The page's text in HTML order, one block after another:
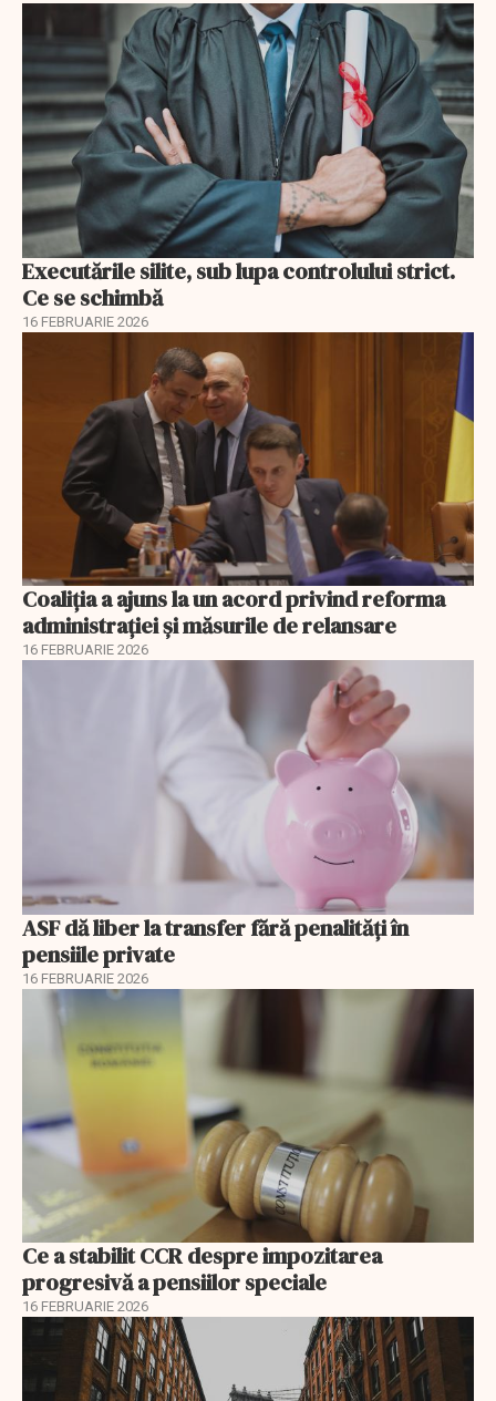
Executările silite, sub lupa controlului strict.
Ce se schimbă
16 FEBRUARIE 2026
Coaliția a ajuns la un acord privind reforma
administrației și măsurile de relansare
16 FEBRUARIE 2026
ASF dă liber la transfer fără penalități în
pensiile private
16 FEBRUARIE 2026
Ce a stabilit CCR despre impozitarea
progresivă a pensiilor speciale
16 FEBRUARIE 2026